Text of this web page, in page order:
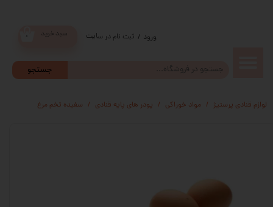
جستجو
سبد خرید ورود / ثبت نام در سایت
لوازم قنادی پرستیژ مواد خوراکی پودر های پایه قنادی سفیده تخم مرغ